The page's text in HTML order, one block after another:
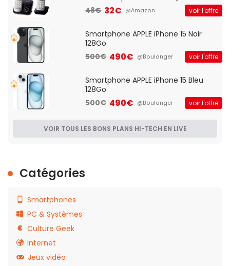
Française]
48€ 32€ @Amazon voir l'offre
Smartphone APPLE iPhone 15 Noir
128Go
500€ 490€ @Boulanger voir l'offre
Smartphone APPLE iPhone 15 Bleu
128Go
500€ 490€ @Boulanger voir l'offre
VOIR TOUS LES BONS PLANS HI-TECH EN LIVE
Catégories
Smartphones
PC & Systèmes
Culture Geek
Internet
Jeux vidéo